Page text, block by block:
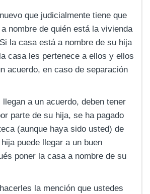
que judicialmente tiene que
nombre de quién está la vivienda
la casa está a nombre de su hija
casa les pertenece a ellos y ellos
acuerdo, en caso de separación
llegan a un acuerdo, deben tener
parte de su hija, se ha pagado
(aunque haya sido usted) de
puede llegar a un buen
poner la casa a nombre de su
la mención que ustedes